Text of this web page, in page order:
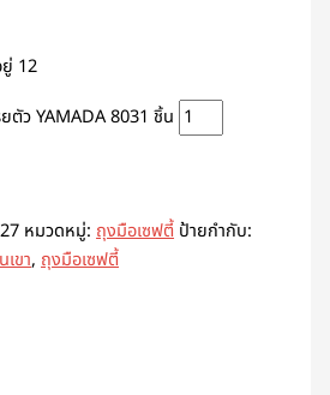
12
ตัว YAMADA 8031 ชิ้น
หมวดหมู่:ถุงมือเซฟตี้ ป้ายกำกับ:
ขา,ถุงมือเซฟตี้